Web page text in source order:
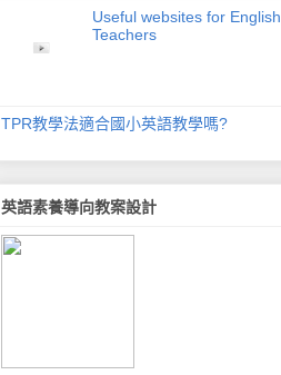
Useful websites for English
Teachers
TPR教學法適合國小英語教學嗎?
英語素養導向教案設計